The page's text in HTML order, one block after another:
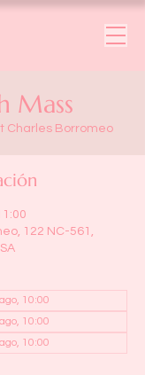
Mass
Charles Borromeo
122 NC-561,
10:00
10:00
10:00